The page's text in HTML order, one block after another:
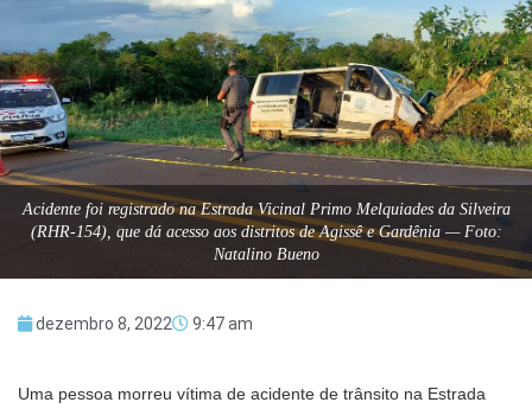
Acidente foi registrado na Estrada Vicinal Primo Melquiades da Silveira
(RHR-154), que dá acesso aos distritos de Agissê e Gardênia — Foto:
Natalino Bueno
dezembro 8, 2022 9:47 am
Uma pessoa morreu vítima de acidente de trânsito na Estrada